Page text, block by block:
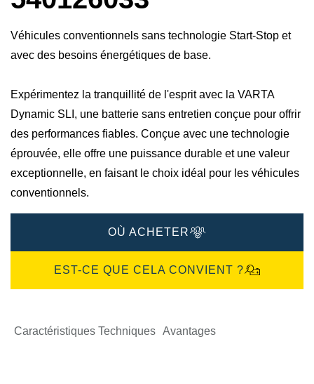
Véhicules conventionnels sans technologie Start-Stop et
avec des besoins énergétiques de base.
Expérimentez la tranquillité de l'esprit avec la VARTA
Dynamic SLI, une batterie sans entretien conçue pour offrir
des performances fiables. Conçue avec une technologie
éprouvée, elle offre une puissance durable et une valeur
exceptionnelle, en faisant le choix idéal pour les véhicules
conventionnels.
OÙ ACHETER
EST-CE QUE CELA CONVIENT ?
Caractéristiques Techniques Avantages